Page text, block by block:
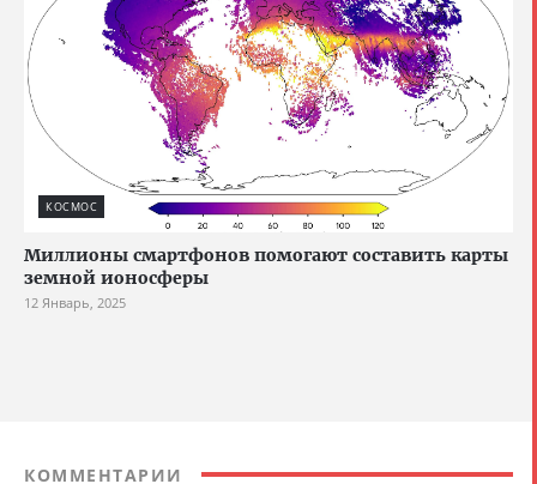
КОСМОС
Миллионы смартфонов помогают составить карты
земной ионосферы
12 Январь, 2025
КОММЕНТАРИИ